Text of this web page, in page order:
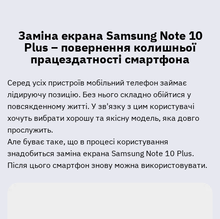
Заміна екрана Samsung Note 10
Plus – повернення колишньої
працездатності смартфона
Серед усіх пристроїв мобільний телефон займає
лідируючу позицію. Без нього складно обійтися у
повсякденному житті. У зв'язку з цим користувачі
хочуть вибрати хорошу та якісну модель, яка довго
прослужить.
Але буває таке, що в процесі користування
знадобиться заміна екрана Samsung Note 10 Plus.
Після цього смартфон знову можна використовувати.